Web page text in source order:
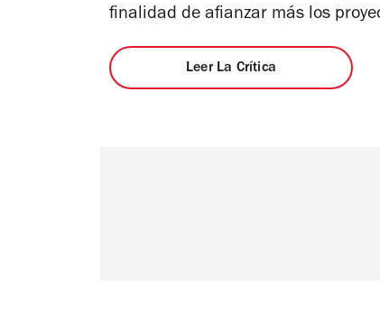
finalidad de afianzar más los
Leer La Crítica